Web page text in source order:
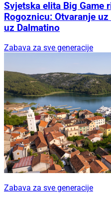
Svjetska elita Big Game
Rogoznicu: Otvaranje
uz Dalmatino
Zabava za sve generacije
Zabava za sve generacije